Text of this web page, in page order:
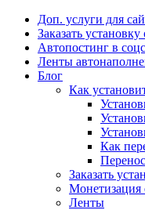
Доп. услуги для
Заказать установку
Автопостинг в
Ленты
Блог
Как
Как
Заказать
Монетизация
Ленты